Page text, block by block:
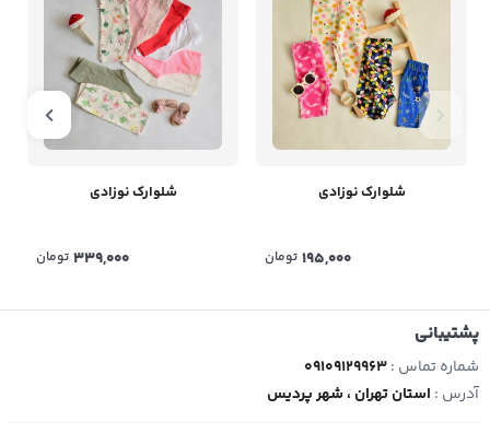
شلوارک نوزادی
195,000 تومان
شلوارک نوزادی
339,000 تومان
پشتیبانی
شماره تماس :09109129963
آدرس : استان تهران ، شهر پردیس